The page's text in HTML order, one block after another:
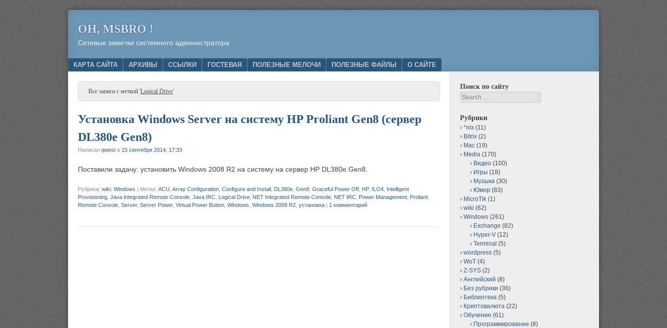
OH, MSBRO !
Сетевые заметки системного администратора
Menu
SKIP TO CONTENT
КАРТА САЙТА АРХИВЫ ССЫЛКИ ГОСТЕВАЯ ПОЛЕЗНЫЕ МЕЛОЧИ ПОЛЕЗНЫЕ ФАЙЛЫ О САЙТЕ
Все записи с меткой 'Logical Drive'
Установка Windows Server на систему HP Proliant Gen8 (сервер
DL380e Gen8)
Написал qwest в 15 сентября 2014, 17:33
Поставили задачу: установить Windows 2008 R2 на систему на сервер HP DL380e Gen8.
Рубрика: wiki Windows | Метки: ACU Array Configuration Configure and Install DL380e Gen8 Graceful Power Off HP, ILO4 Intelligent
Provisioning Java Integrated Remote Console Java IRC Logical Drive NET Integrated Remote Console NET IRC Power Management Proliant
Remote Console Server, Server Power, Virtual Power Button Windows Windows 2008 R2 установка | 1 комментарий
Поиск по сайту
Search
Рубрики
*nix (11)
Bitrix (2)
Mac (19)
Media (170)
Видео (100)
Игры (18)
Музыка (30)
Юмор (83)
MicroTik (1)
wiki (62)
Windows (261)
Exchange (82)
Hyper-V (12)
Terminal (5)
wordpress (5)
WoT (4)
Z-SYS (2)
Английский (8)
Без рубрики (36)
Библиотека (5)
Криптовалюта (22)
Обучение (61)
Программирование (8)